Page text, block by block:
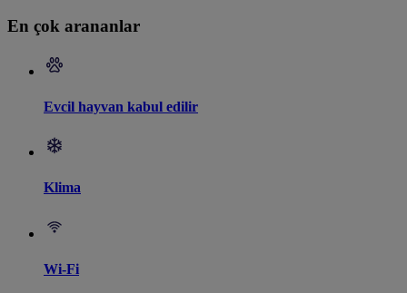
En çok arananlar
Evcil hayvan kabul edilir
Klima
Wi-Fi